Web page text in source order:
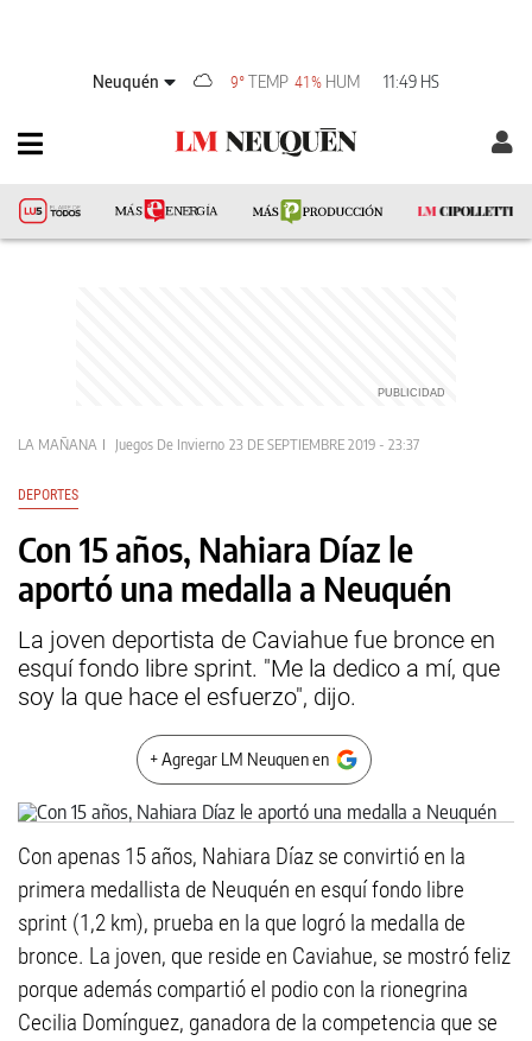
Neuquén 9°TEMP 41% HUM 11:49 HS
LA MAÑANA Juegos De Invierno 23 DE SEPTIEMBRE 2019 - 23:37
DEPORTES
Con 15 años, Nahiara Díaz le
aportó una medalla a Neuquén
La joven deportista de Caviahue fue bronce en
esquí fondo libre sprint. "Me la dedico a mí, que
soy la que hace el esfuerzo", dijo.
+ Agregar LM Neuquen en
Con apenas 15 años, Nahiara Díaz se convirtió en la
primera medallista de Neuquén en esquí fondo libre
sprint (1,2 km), prueba en la que logró la medalla de
bronce. La joven, que reside en Caviahue, se mostró feliz
porque además compartió el podio con la rionegrina
Cecilia Domínguez, ganadora de la competencia que se